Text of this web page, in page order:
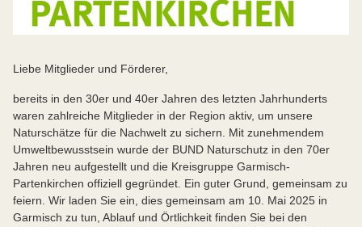
Liebe Mitglieder und Förderer,
bereits in den 30er und 40er Jahren des letzten Jahrhunderts
waren zahlreiche Mitglieder in der Region aktiv, um unsere
Naturschätze für die Nachwelt zu sichern. Mit zunehmendem
Umweltbewusstsein wurde der BUND Naturschutz in den 70er
Jahren neu aufgestellt und die Kreisgruppe Garmisch-
Partenkirchen offiziell gegründet. Ein guter Grund, gemeinsam zu
feiern. Wir laden Sie ein, dies gemeinsam am 10. Mai 2025 in
Garmisch zu tun, Ablauf und Örtlichkeit finden Sie bei den